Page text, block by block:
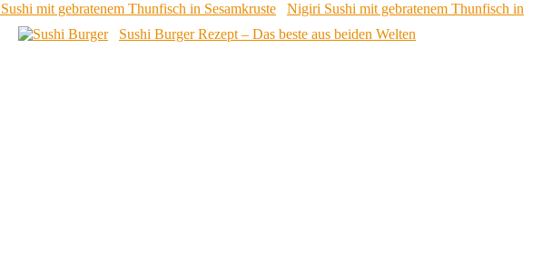
Nigiri Sushi mit gebratenem Thunfisch in
Sushi Burger Rezept – Das beste aus beiden Welten